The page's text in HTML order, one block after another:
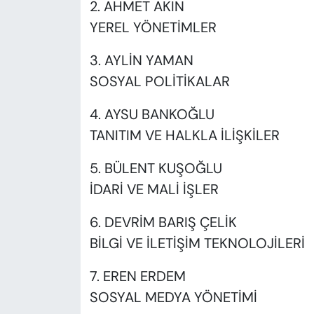
2. AHMET AKIN
YEREL YÖNETİMLER
3. AYLİN YAMAN
SOSYAL POLİTİKALAR
4. AYSU BANKOĞLU
TANITIM VE HALKLA İLİŞKİLER
5. BÜLENT KUŞOĞLU
İDARİ VE MALİ İŞLER
6. DEVRİM BARIŞ ÇELİK
BİLGİ VE İLETİŞİM TEKNOLOJİLERİ
7. EREN ERDEM
SOSYAL MEDYA YÖNETİMİ